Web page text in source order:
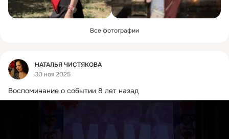
Все фотографии
Фид
НАТАЛЬЯ ЧИСТЯКОВА
30 ноя 2025
Воспоминание о событии 8 лет назад